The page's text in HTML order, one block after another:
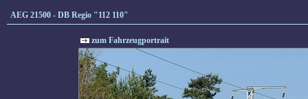
AEG 21500 - DB Regio "112 110"
zum Fahrzeugportrait